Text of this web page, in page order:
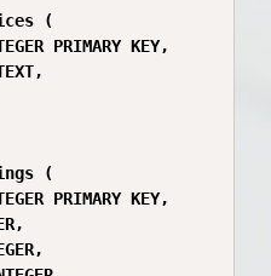
(
PRIMARY KEY,
(
PRIMARY KEY,